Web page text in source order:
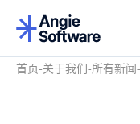
首页 关于我们 所有新闻